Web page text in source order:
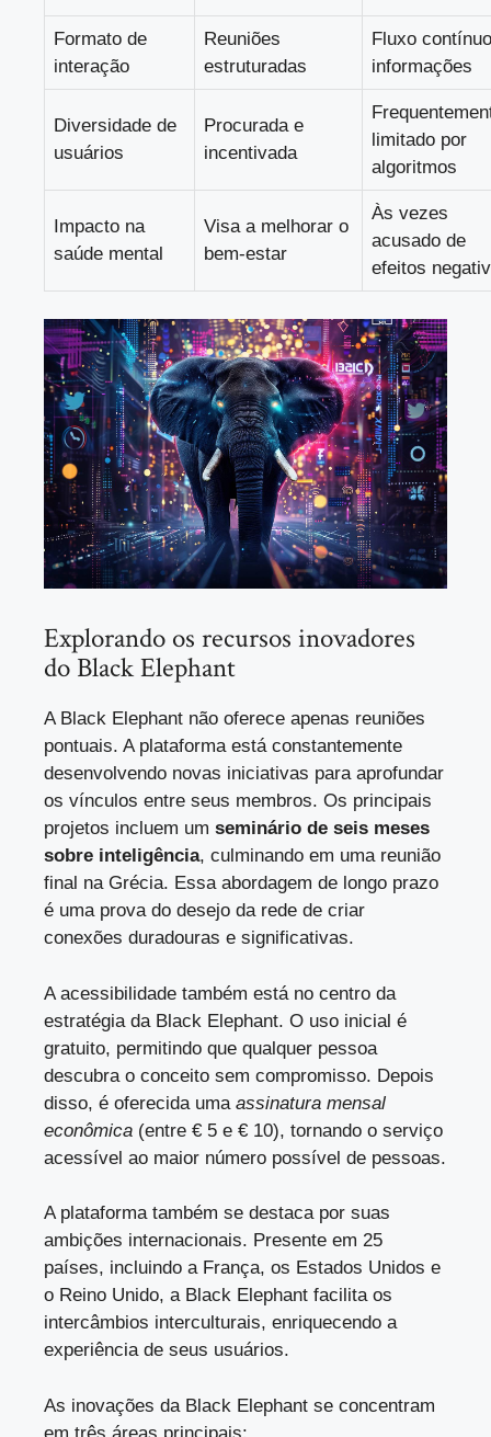
Formato de
interação
Reuniões
estruturadas
Fluxo
informações
Diversidade de
usuários
Procurada e
incentivada
limitado por
algoritmos
Impacto na
saúde mental
Visa a melhorar o
bem-estar
Às vezes
acusado de
efeitos
Explorando os recursos inovadores
do Black Elephant
A Black Elephant não oferece apenas reuniões
pontuais. A plataforma está constantemente
desenvolvendo novas iniciativas para aprofundar
os vínculos entre seus membros. Os principais
projetos incluem um seminário de seis meses
sobre inteligência, culminando em uma reunião
final na Grécia. Essa abordagem de longo prazo
é uma prova do desejo da rede de criar
conexões duradouras e significativas.
A acessibilidade também está no centro da
estratégia da Black Elephant. O uso inicial é
gratuito, permitindo que qualquer pessoa
descubra o conceito sem compromisso. Depois
disso, é oferecida uma assinatura mensal
econômica (entre € 5 e € 10), tornando o serviço
acessível ao maior número possível de pessoas.
A plataforma também se destaca por suas
ambições internacionais. Presente em 25
países, incluindo a França, os Estados Unidos e
o Reino Unido, a Black Elephant facilita os
intercâmbios interculturais, enriquecendo a
experiência de seus usuários.
As inovações da Black Elephant se concentram
em três áreas principais: